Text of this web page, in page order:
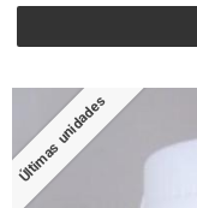
Últimas unidades